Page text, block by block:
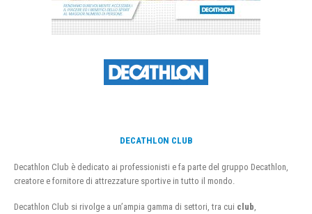
DECATHLON CLUB
Decathlon Club è dedicato ai professionisti e fa parte del gruppo Decathlon,
creatore e fornitore di attrezzature sportive in tutto il mondo.
Decathlon Club si rivolge a un’ampia gamma di settori, tra cui club